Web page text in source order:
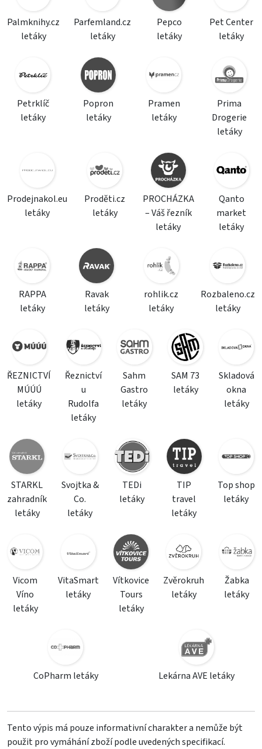
Palmknihy.cz
letáky
Parfemland.cz
letáky
Pepco
letáky
Pet Center
letáky
Petrklíč
letáky
Popron
letáky
Pramen
letáky
Prima
Drogerie
letáky
Prodejnakol.eu
letáky
Proděti.cz
letáky
PROCHÁZKA
– Váš řezník
letáky
Qanto
market
letáky
RAPPA
letáky
Ravak
letáky
rohlik.cz
letáky
Rozbaleno.cz
letáky
ŘEZNICTVÍ
MÚÚÚ
letáky
Řeznictví
u
Rudolfa
letáky
Sahm
Gastro
letáky
SAM 73
letáky
Skladová
okna
letáky
STARKL
zahradník
letáky
Svojtka &
Co.
letáky
TEDi
letáky
TIP
travel
letáky
Top shop
letáky
Vicom
Víno
letáky
VitaSmart
letáky
Vítkovice
Tours
letáky
Zvěrokruh
letáky
Žabka
letáky
CoPharm letáky Lekárna AVE letáky
Tento výpis má pouze informativní charakter a nemůže být
použit pro vymáhání zboží podle uvedených specifikací.